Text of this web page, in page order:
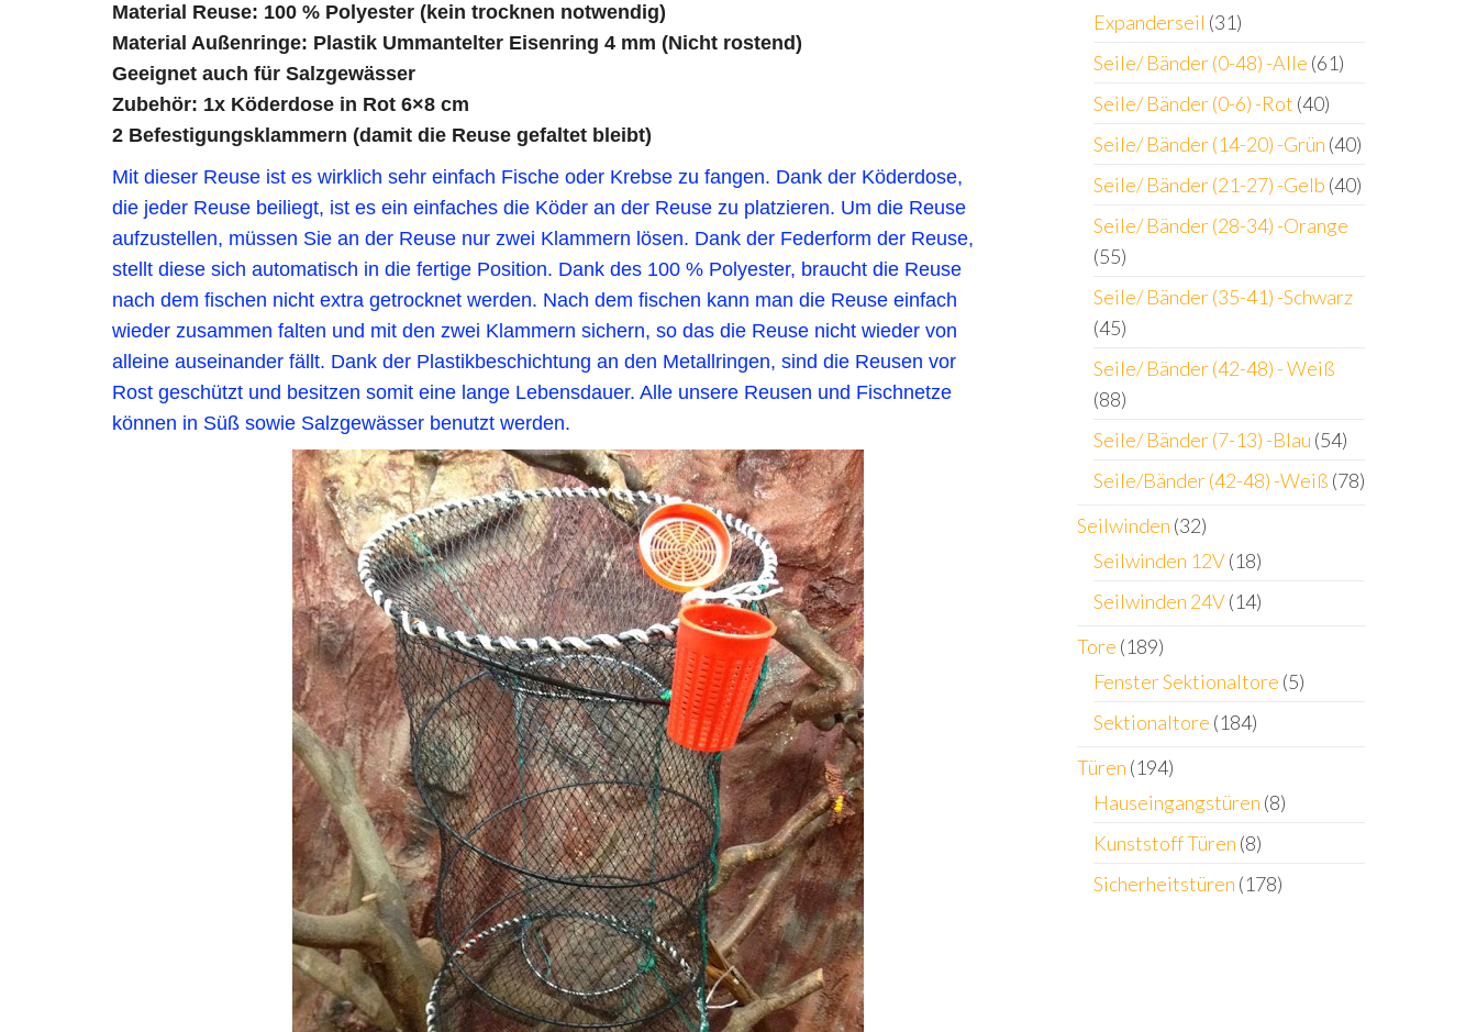
Material Reuse: 100 % Polyester (kein trocknen notwendig)
Material Außenringe: Plastik Ummantelter Eisenring 4 mm (Nicht rostend)
Geeignet auch für Salzgewässer
Zubehör: 1x Köderdose in Rot 6×8 cm
2 Befestigungsklammern (damit die Reuse gefaltet bleibt)
Mit dieser Reuse ist es wirklich sehr einfach Fische oder Krebse zu fangen. Dank der Köderdose,
die jeder Reuse beiliegt, ist es ein einfaches die Köder an der Reuse zu platzieren. Um die Reuse
aufzustellen, müssen Sie an der Reuse nur zwei Klammern lösen. Dank der Federform der Reuse,
stellt diese sich automatisch in die fertige Position. Dank des 100 % Polyester, braucht die Reuse
nach dem fischen nicht extra getrocknet werden. Nach dem fischen kann man die Reuse einfach
wieder zusammen falten und mit den zwei Klammern sichern, so das die Reuse nicht wieder von
alleine auseinander fällt. Dank der Plastikbeschichtung an den Metallringen, sind die Reusen vor
Rost geschützt und besitzen somit eine lange Lebensdauer. Alle unsere Reusen und Fischnetze
können in Süß sowie Salzgewässer benutzt werden.
Expanderseil (31)
Seile/ Bänder (0-48) -Alle (61)
Seile/ Bänder (0-6) -Rot (40)
Seile/ Bänder (14-20) -Grün (40)
Seile/ Bänder (21-27) -Gelb (40)
Seile/ Bänder (28-34) -Orange
(55)
Seile/ Bänder (35-41) -Schwarz
(45)
Seile/ Bänder (42-48) - Weiß
(88)
Seile/ Bänder (7-13) -Blau (54)
Seile/Bänder (42-48) -Weiß (78)
Seilwinden (32)
Seilwinden 12V (18)
Seilwinden 24V (14)
Tore (189)
Fenster Sektionaltore (5)
Sektionaltore (184)
Türen (194)
Hauseingangstüren (8)
Kunststoff Türen (8)
Sicherheitstüren (178)